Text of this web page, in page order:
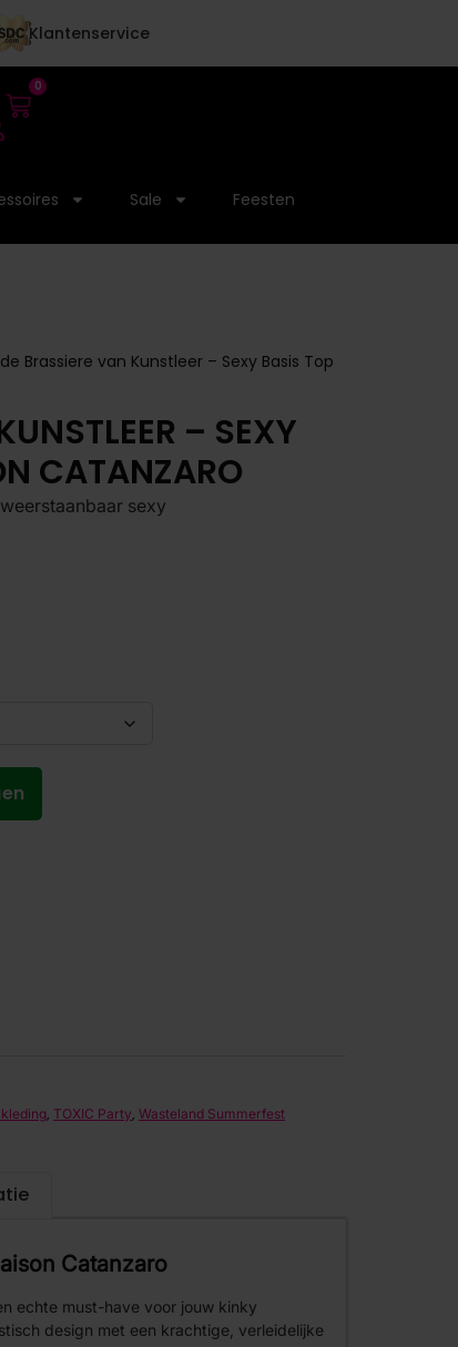
Klantenservice
0
Sale Feesten
Brassiere van Kunstleer – Sexy Basis Top
– SEXY
CATANZARO
sexy
, TOXIC Party, Wasteland Summerfest
Catanzaro
echte must-have voor jouw kinky
design met een krachtige, verleidelijke